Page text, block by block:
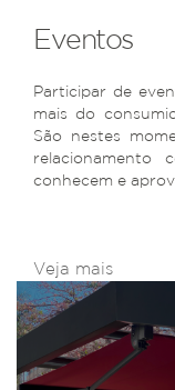
Eventos
Participar de
mais do
São nestes
relacionamento
conhecem e
Veja mais